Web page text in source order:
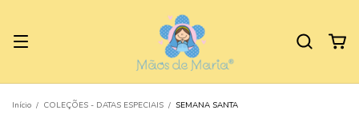
Início / COLEÇÕES - DATAS ESPECIAIS / SEMANA SANTA